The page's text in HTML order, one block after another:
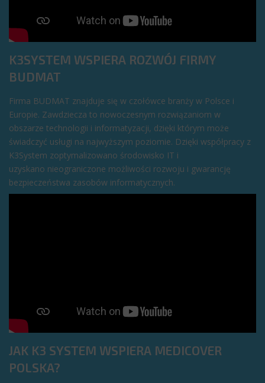
K3SYSTEM WSPIERA ROZWÓJ FIRMY
BUDMAT
Firma BUDMAT znajduje się w czołówce branży w Polsce i
Europie. Zawdziecza to nowoczesnym rozwiązaniom w
obszarze technologii i informatyzacji, dzięki którym może
świadczyć usługi na najwyższym poziomie. Dzięki współpracy z
K3System zoptymalizowano środowisko IT i
uzyskano nieograniczone możliwości rozwoju i gwarancję
bezpieczeństwa zasobów informatycznych.
JAK K3 SYSTEM WSPIERA MEDICOVER
POLSKA?